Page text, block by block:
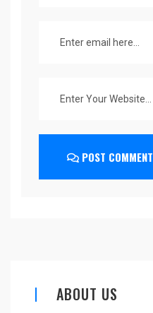
POST COMMENT
ABOUT US